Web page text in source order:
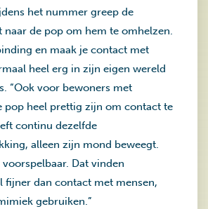
het nummer greep de
naar de pop om hem te omhelzen.
en maak je contact met
heel erg in zijn eigen wereld
“Ook voor bewoners met
pop heel prettig zijn om contact te
continu dezelfde
alleen zijn mond beweegt.
Dat vinden
fijner dan contact met mensen,
gebruiken.”